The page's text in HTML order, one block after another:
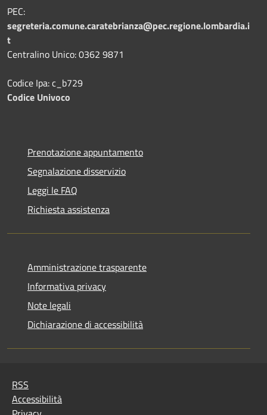
PEC:
segreteria.comune.caratebrianza@pec.regione.lombardia.i
t
Centralino Unico: 0362 9871
Codice Ipa: c_b729
Codice Univoco
Prenotazione appuntamento
Segnalazione disservizio
Leggi le FAQ
Richiesta assistenza
Amministrazione trasparente
Informativa privacy
Note legali
Dichiarazione di accessibilità
RSS
Accessibilità